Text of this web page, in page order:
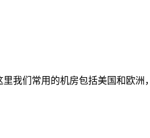
我们常用的机房包括美国和欧